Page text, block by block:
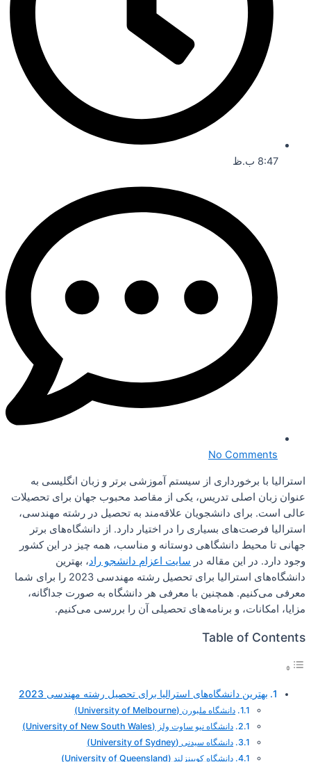
8:47 ب.ظ
No Comments
استرالیا با برخورداری از سیستم آموزشی برتر و زبان انگلیسی به
عنوان زبان اصلی تدریس، یکی از مقاصد محبوب جهان برای تحصیلات
عالی است. برای دانشجویان علاقه‌مند به تحصیل در رشته مهندسی،
استرالیا فرصت‌های بسیاری را در اختیار دارد. از دانشگاه‌های برتر
جهانی تا محیط دانشگاهی دوستانه و مناسب، همه چیز در این کشور
وجود دارد. در این مقاله در سایت اعزام دانشجو راد، بهترین
دانشگاه‌های استرالیا برای تحصیل رشته مهندسی 2023 را برای شما
معرفی می‌کنیم. همچنین با معرفی هر دانشگاه به صورت جداگانه،
مزایا، امکانات، و برنامه‌های تحصیلی آن را بررسی می‌کنیم.
Table of Contents
بهترین دانشگاه‌های استرالیا برای تحصیل رشته مهندسی 2023
دانشگاه ملبورن (University of Melbourne)
دانشگاه نیو ساوت ولز (University of New South Wales)
دانشگاه سیدنی (University of Sydney)
دانشگاه کویینزلند (University of Queensland)